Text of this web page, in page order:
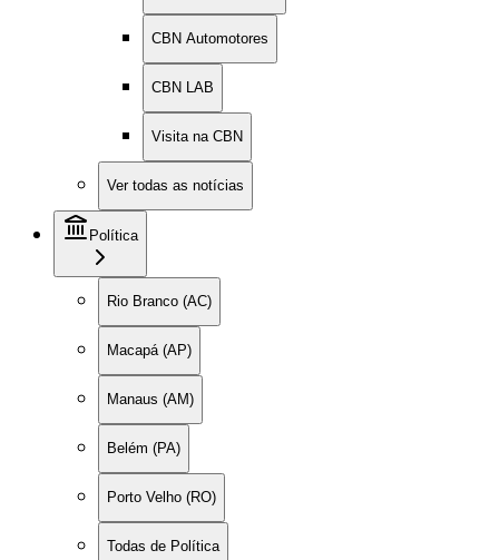
CBN Automotores
CBN LAB
Visita na CBN
Ver todas as notícias
Política
Rio Branco (AC)
Macapá (AP)
Manaus (AM)
Belém (PA)
Porto Velho (RO)
Todas de Política